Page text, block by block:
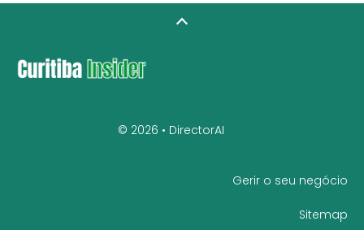
© 2026 • DirectorAI
Gerir o seu negócio
Sitemap